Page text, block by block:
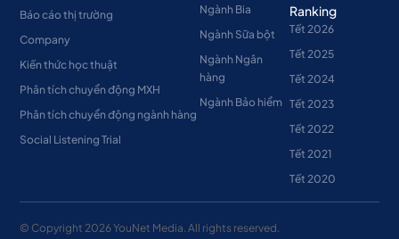
Báo cáo thị trường
Company
Kiến thức học thuật
Phân tích chuyển động MXH
Phân tích chuyển động ngành hàng
Social Listening Trial
Ngành Bia
Ngành Sữa bột
Ngành Ngân
hàng
Ngành Bảo hiểm
Ranking
Tết 2026
Tết 2025
Tết 2024
Tết 2023
Tết 2022
Tết 2021
Tết 2020
© Copyright 2026YouNet Media. All rights reserved.